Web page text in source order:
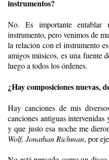
instrumentos?
No. Es importante entablar
instrumento, pero venimos de
la relación con el instrumento
amigos músicos, es una fuente
luego a todos los órdenes.
¿Hay composiciones nuevas,
Hay canciones de mis
canciones antiguas
y que justo esa noche me
Wolf, Jonathan Richman, por